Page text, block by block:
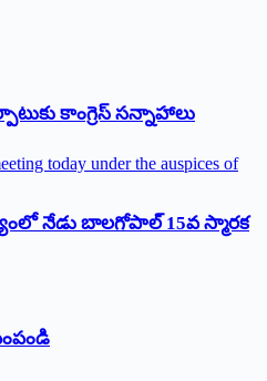
కాంగ్రెస్‌ ‌సన్నాహాలు
నేడు బాలగోపాల్‌ 15వ స్మారక